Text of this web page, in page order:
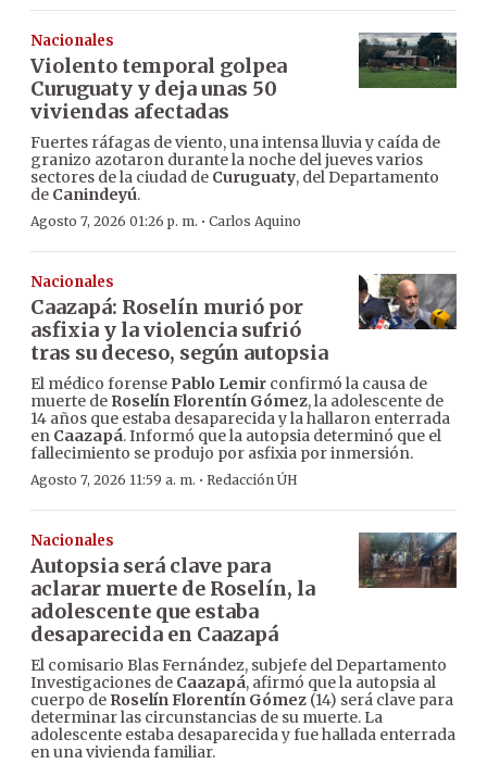
Nacionales
Violento temporal golpea
Curuguaty y deja unas 50
viviendas afectadas
Fuertes ráfagas de viento, una intensa lluvia y caída de
granizo azotaron durante la noche del jueves varios
sectores de la ciudad de Curuguaty, del Departamento
de Canindeyú.
Agosto 7, 2026 01:26 p. m. · Carlos Aquino
Nacionales
Caazapá: Roselín murió por
asfixia y la violencia sufrió
tras su deceso, según autopsia
El médico forense Pablo Lemir confirmó la causa de
muerte de Roselín Florentín Gómez, la adolescente de
14 años que estaba desaparecida y la hallaron enterrada
en Caazapá. Informó que la autopsia determinó que el
fallecimiento se produjo por asfixia por inmersión.
Agosto 7, 2026 11:59 a. m. · Redacción ÚH
Nacionales
Autopsia será clave para
aclarar muerte de Roselín, la
adolescente que estaba
desaparecida en Caazapá
El comisario Blas Fernández, subjefe del Departamento
Investigaciones de Caazapá, afirmó que la autopsia al
cuerpo de Roselín Florentín Gómez (14) será clave para
determinar las circunstancias de su muerte. La
adolescente estaba desaparecida y fue hallada enterrada
en una vivienda familiar.